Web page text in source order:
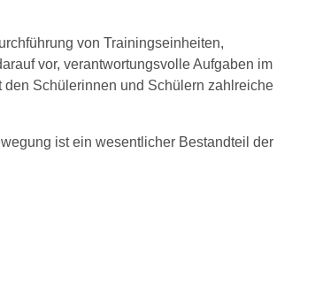
von Trainingseinheiten,
vor, verantwortungsvolle Aufgaben im
Schülerinnen und Schülern zahlreiche
ist ein wesentlicher Bestandteil der